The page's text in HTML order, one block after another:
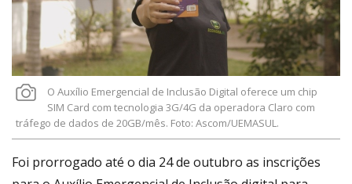
O Auxílio Emergencial de Inclusão Digital oferece um chip
SIM Card com tecnologia 3G/4G da operadora Claro com
tráfego de dados de 20GB/mês. Foto: Ascom/UEMASUL.
Foi prorrogado até o dia 24 de outubro as inscrições